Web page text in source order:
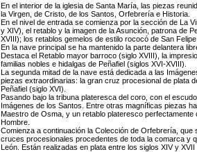
En el interior de la iglesia de Santa María, las piezas
la Virgen, de Cristo, de los Santos, Orfebrería e Historia.
En el nivel de entrada se comienza por la sección de La
y XIV), el retablo y la imagen de la Asunción, patrona de
XVIII); los retablos gemelos de estilo rococó de San
En la nave principal se ha mantenido la parte delantera
Destaca el Retablo mayor barroco (siglo XVIII), la
familias nobles e hidalgas de Peñafiel (siglos XVI-XVIII).
La segunda mitad de la nave está dedicada a las
piezas extraordinarias: la gran cruz procesional de plata
Peñafiel (siglo XVI).
Pasando bajo la tribuna plateresca del coro, con el
Imágenes de los Santos. Entre otras magníficas piezas
Maestro de Osma, y un retablo plateresco
Hombre.
Comienza a continuación la Colección de Orfebrería,
cruces procesionales procedentes de toda la comarca y
León. Están realizadas en plata entre los siglos XIV y